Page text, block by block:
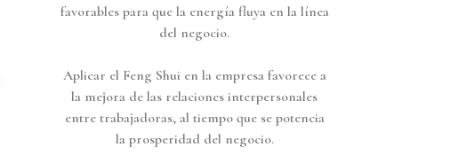
favorables para que la energía fluya en la línea
del negocio.
Aplicar el Feng Shui en la empresa favorece a
la mejora de las relaciones interpersonales
entre trabajadoras, al tiempo que se potencia
la prosperidad del negocio.